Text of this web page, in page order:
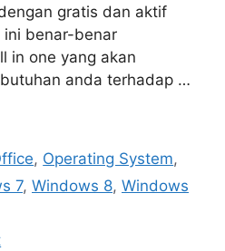
gratis dan aktif
ini benar-benar
in one yang akan
anda terhadap …
, Operating System,
7, Windows 8, Windows